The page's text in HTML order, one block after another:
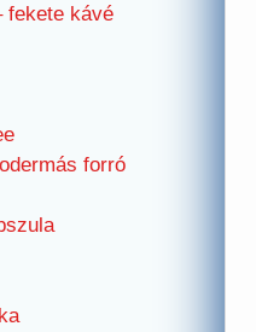
fekete kávé
forró